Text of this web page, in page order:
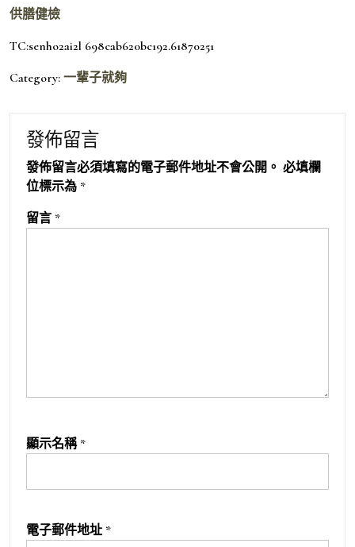
供膳健檢
TC:senho2ai2l 698cab620bc192.61870251
Category: 一輩子就夠
發佈留言
發佈留言必須填寫的電子郵件地址不會公開。 必填欄
位標示為 *
留言 *
顯示名稱 *
電子郵件地址 *